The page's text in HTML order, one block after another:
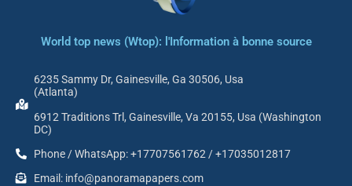
World top news (Wtop): l'Information à bonne source
6235 Sammy Dr, Gainesville, Ga 30506, Usa
(Atlanta)
6912 Traditions Trl, Gainesville, Va 20155, Usa (Washington
DC)
Phone / WhatsApp: +17707561762 / +17035012817
Email: info@panoramapapers.com